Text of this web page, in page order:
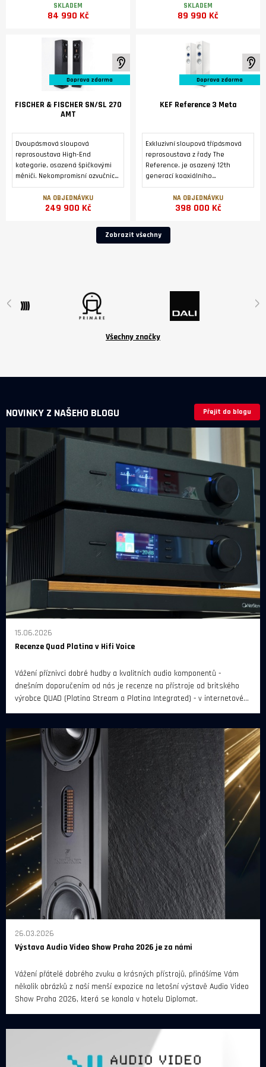
SKLADEM
84 990 Kč
převodníku DM36 a modulem
streameru SM35 Prisma.
SKLADEM
89 990 Kč
K poslechu ve studiu
Doprava zdarma
FISCHER & FISCHER SN/SL 270
AMT
Dvoupásmová sloupová
reprosoustava High-End
kategorie, osazená špičkovými
měniči. Nekompromisní ozvučnice
z masivní přírodní břidlice.
Zakázková výroba v Německu..
NA OBJEDNÁVKU
249 900 Kč
Doprava zdarma
KEF Reference 3 Meta
Exkluzivní sloupová třípásmová
reprosoustava z řady The
Reference. je osazený 12th
generací koaxiálního
reproduktoru Uni-Q® s
technologií MAT™ a dvojicí
basových reproduktorů o
uspořádaných kolem
reproduktoru Uni-Q .2 x 3 černé,
NA OBJEDNÁVKU
398 000 Kč
Zobrazit všechny
‹ ›
Všechny značky
NOVINKY Z NAŠEHO BLOGU Přejít do blogu
15.06.2026
Recenze Quad Platina v Hifi Voice
Vážení příznivci dobré hudby a kvalitních audio komponentů -
dnešním doporučením od nás je recenze na přístroje od britského
výrobce QUAD (Platina Stream a Platina Integrated) - v internetovém
magazínu Hifi Voice.
26.03.2026
Výstava Audio Video Show Praha 2026 je za námi
Vážení přátelé dobrého zvuku a krásných přístrojů, přinášíme Vám
několik obrázků z naší menší expozice na letošní výstavě Audio Video
Show Praha 2026, která se konala v hotelu Diplomat.